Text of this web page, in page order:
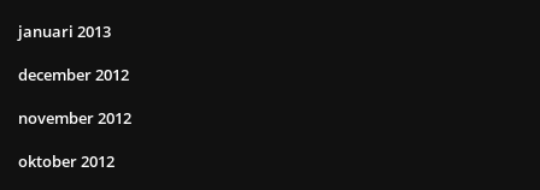
januari 2013
december 2012
november 2012
oktober 2012